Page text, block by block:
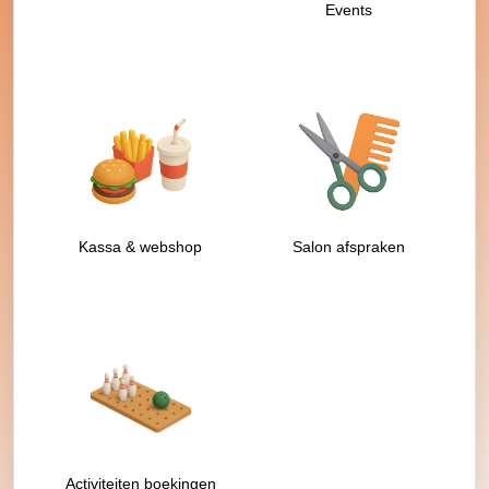
Events
Kassa & webshop Salon afspraken
Activiteiten boekingen